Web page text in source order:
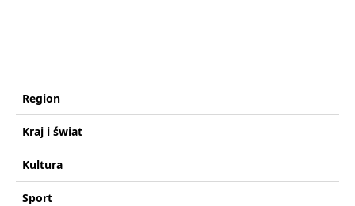
Region
Kraj i świat
Kultura
Sport